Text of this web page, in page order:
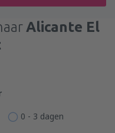
Alicante El
0 - 3 dagen